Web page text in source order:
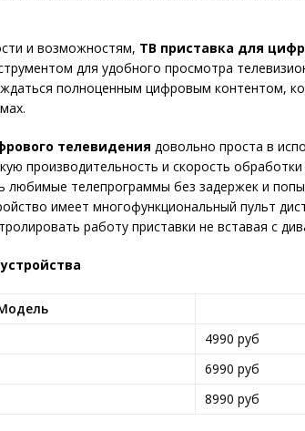
и возможностям, ТВ приставка для
для удобного просмотра
полноценным цифровым контентом,
телевидения довольно проста в
производительность и скорость
любимые телепрограммы без задержек и
имеет многофункциональный пульт
работу приставки не вставая с
4990 руб
6990 руб
8990 руб